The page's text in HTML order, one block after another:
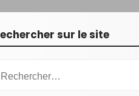
sur le site